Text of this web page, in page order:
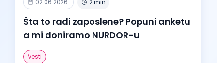
02.06.2026. 2 min
Šta to radi zaposlene? Popuni anketu
a mi doniramo NURDOR-u
Vesti